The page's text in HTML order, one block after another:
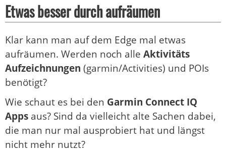
Etwas besser durch aufräumen
Klar kann man auf dem Edge mal etwas
aufräumen. Werden noch alle Aktivitäts
Aufzeichnungen (garmin/Activities) und POIs
benötigt?
Wie schaut es bei den Garmin Connect IQ
Apps aus? Sind da vielleicht alte Sachen dabei,
die man nur mal ausprobiert hat und längst
nicht mehr nutzt?